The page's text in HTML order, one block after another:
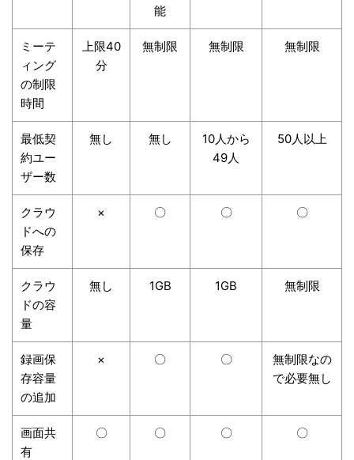
能
ミーテ
ィング
の制限
時間
上限40
分
無制限 無制限 無制限
最低契
約ユー
ザー数
無し 無し
10人から
49人
50人以上
クラウ
ドへの
保存
× 〇 〇 〇
クラウ
ドの容
量
無し 1GB 1GB 無制限
録画保
存容量
の追加
× 〇 〇
無制限なの
で必要無し
画面共
有
〇 〇 〇 〇